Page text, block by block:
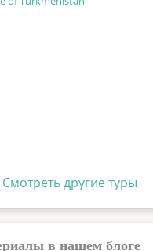
Смотреть другие туры
в нашем блоге